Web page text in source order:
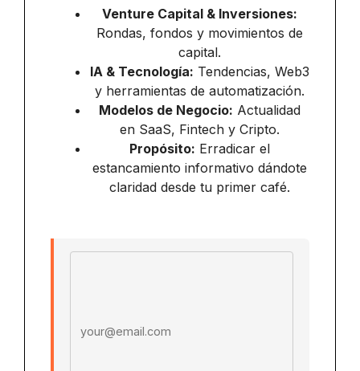
Venture Capital & Inversiones:
Rondas, fondos y movimientos de
capital.
IA & Tecnología: Tendencias, Web3
y herramientas de automatización.
Modelos de Negocio: Actualidad
en SaaS, Fintech y Cripto.
Propósito: Erradicar el
estancamiento informativo dándote
claridad desde tu primer café.